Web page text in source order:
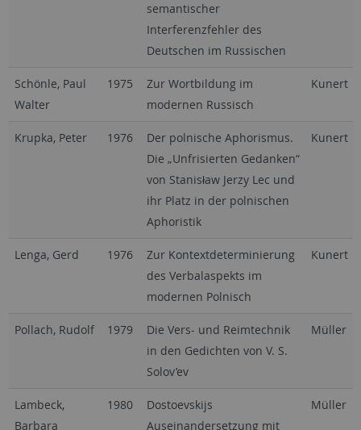
semantischer
Interferenzfehler des
Deutschen im Russischen
Schönle, Paul
Walter
1975
Zur Wortbildung im
modernen Russisch
Kunert
Krupka, Peter 1976
Der polnische Aphorismus.
Die „Unfrisierten Gedanken“
von Stanisław Jerzy Lec und
ihr Platz in der polnischen
Aphoristik
Kunert
Lenga, Gerd 1976
Zur Kontextdeterminierung
des Verbalaspekts im
modernen Polnisch
Kunert
Pollach, Rudolf 1979
Die Vers- und Reimtechnik
in den Gedichten von V. S.
Solov’ev
Müller
Lambeck,
Barbara
1980
Dostoevskijs
Auseinandersetzung mit
Müller